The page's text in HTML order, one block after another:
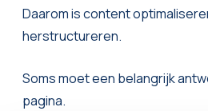
Daarom is content
herstructureren.
Soms moet een belangrijk
pagina.